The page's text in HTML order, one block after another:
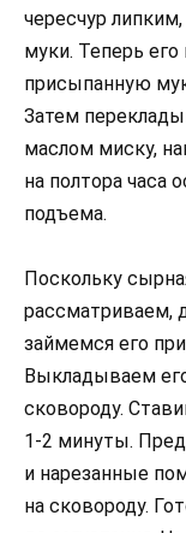
чересчур
муки. Теперь
присыпанную
Затем
маслом миску,
на полтора часа
подъема.
Поскольку
рассматриваем,
займемся его
Выкладываем
сковороду.
1-2 минуты.
и нарезанные
на сковороду.